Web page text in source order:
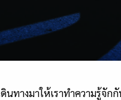
นทางมาให้เราทำความ